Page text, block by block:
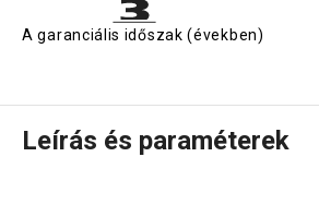
A garanciális időszak (években)
Leírás és paraméterek